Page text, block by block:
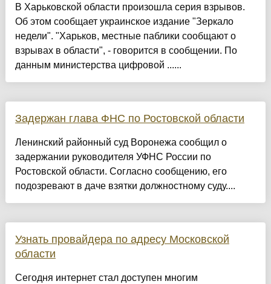
В Харьковской области произошла серия взрывов.
Об этом сообщает украинское издание "Зеркало
недели". "Харьков, местные паблики сообщают о
взрывах в области", - говорится в сообщении. По
данным министерства цифровой ......
Задержан глава ФНС по Ростовской области
Ленинский районный суд Воронежа сообщил о
задержании руководителя УФНС России по
Ростовской области. Согласно сообщению, его
подозревают в даче взятки должностному суду....
Узнать провайдера по адресу Московской
области
Сегодня интернет стал доступен многим